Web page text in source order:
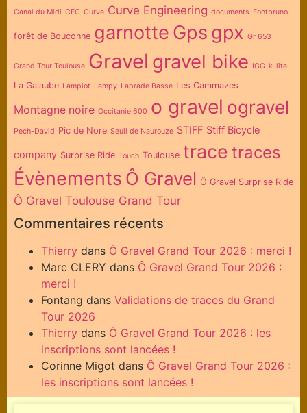
Canal du Midi CEC Curve Curve Engineering documents Fontbruno
forêt de Bouconne garnotte Gps gpx Gr 653
Grand Tour Toulouse Gravel gravel bike IGG k-lite
La Galaube Lampiot Lampy Laprade Basse Les Cammazes
Montagne noire Occitanie 600 o gravel ogravel
Pech-David Pic de Nore Seuil de Naurouze STIFF Stiff Bicycle
company Surprise Ride Touch Toulouse trace traces
Évènements Ô Gravel Ô Gravel Surprise Ride
Ô Gravel Toulouse Grand Tour
Commentaires récents
Thierry dans Ô Gravel Grand Tour 2026 : merci !
Marc CLERY dans Ô Gravel Grand Tour 2026 :
merci !
Fontang dans Validations de traces du Grand
Tour 2026
Thierry dans Ô Gravel Grand Tour 2026 : les
inscriptions sont lancées !
Corinne Migot dans Ô Gravel Grand Tour 2026 :
les inscriptions sont lancées !